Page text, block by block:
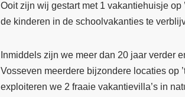
Ooit zijn wij gestart met 1 vakantiehuisje op
de kinderen in de schoolvakanties te
Inmiddels zijn we meer dan 20 jaar verder
Vosseven meerdere bijzondere locaties op
exploiteren we 2 fraaie vakantievilla’s in